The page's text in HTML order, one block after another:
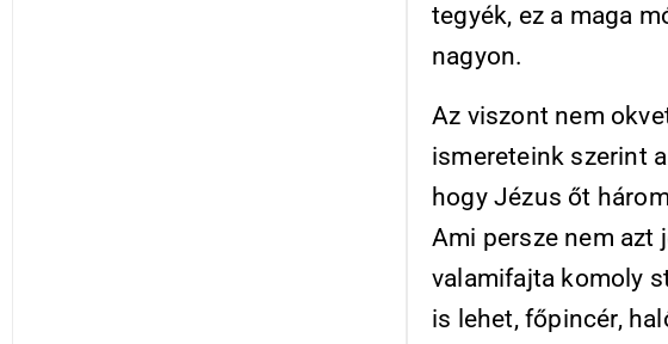
tegyék, ez a maga
nagyon.
Az viszont nem
ismereteink szerint
hogy Jézus őt
Ami persze nem azt
valamifajta komoly
is lehet, főpincér,